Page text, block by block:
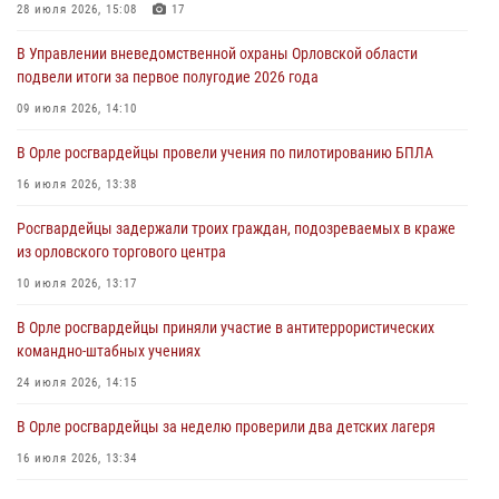
совершении противоправных действий
04 августа 2026, 14:21
04 августа 2026, 14:06
предоставлении госуслуг
03 августа 2026, 14:30
28 июля 2026, 15:08 17
В Управлении вневедомственной охраны Орловской области
подвели итоги за первое полугодие 2026 года
09 июля 2026, 14:10
В Орле росгвардейцы провели учения по пилотированию БПЛА
16 июля 2026, 13:38
Росгвардейцы задержали троих граждан, подозреваемых в краже
из орловского торгового центра
10 июля 2026, 13:17
В Орле росгвардейцы приняли участие в антитеррористических
командно-штабных учениях
24 июля 2026, 14:15
В Орле росгвардейцы за неделю проверили два детских лагеря
16 июля 2026, 13:34